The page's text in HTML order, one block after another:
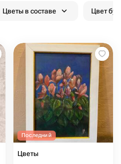
Цветы в составе Цвет
Последний
Цветы